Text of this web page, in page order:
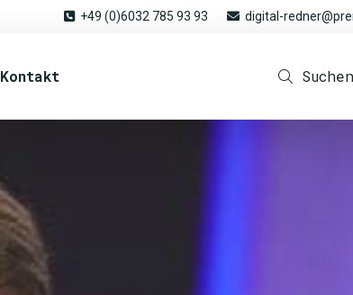
+49 (0)6032 785 93 93 digital-
Kontakt Suchen